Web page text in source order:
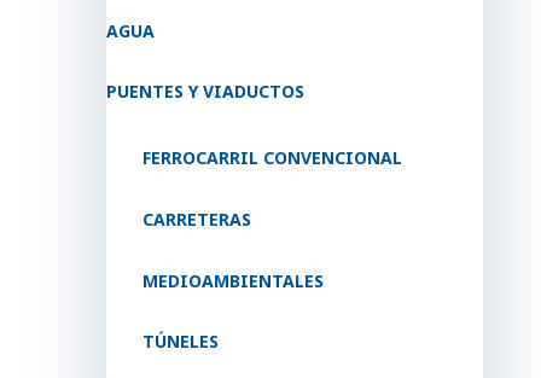
AGUA
PUENTES Y VIADUCTOS
FERROCARRIL CONVENCIONAL
CARRETERAS
MEDIOAMBIENTALES
TÚNELES